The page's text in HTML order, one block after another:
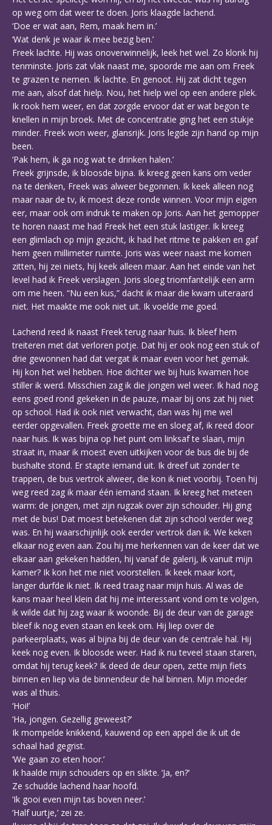
op weg om dat weer te doen. Joris klaagde lachend.
‘Doe er wat aan, Rem, maak hem in.’
‘Wat denk je waar ik mee bezig ben.’
Freek lachte. Hij was onoverwinnelijk, leek het wel. Zo klonk hij
tenminste. Joris zat vlak naast me, spoorde me aan om Freek
te grazen te nemen. Ik lachte. En genoot. Hij zat dicht tegen
me aan, alsof dat hielp. Nou, het hielp wel op een andere plek.
Ik rook hem weer, en dat zorgde ervoor dat er wat begon te
knellen in mijn broek. Met de concentratie ging het een stukje
minder. Freek won weer, glansrijk. Joris legde zijn hand op mijn
been.
‘Pak hem, ik ga nog wat te drinken halen.’
Freek grijnsde, ik bloosde bijna. Ik kreeg geen kans om veder
na te denken, Freek was alweer begonnen. Ik keek alleen nog
maar naar de tv, ik moest deze ronde winnen. Voor mijn eigen
eer, maar ook om indruk te maken op Joris. Aan het gemopper
te horen naast me had Freek het een stuk lastiger. Ik kreeg
een glimlach op mijn gezicht, ik had het ritme te pakken en gaf
hem geen millimeter ruimte. Joris was weer naast me komen
zitten, hij zei niets, hij keek alleen maar. Aan het einde van het
level had ik Freek verslagen. Joris sloeg triomfantelijk een arm
om me heen. “Nu een kus,” dacht ik maar die kwam uiteraard
niet. Het maakte me ook niet uit. Ik voelde me goed.
Lachend reed ik naast Freek terug naar huis. Ik bleef hem
treiteren met dat verloren potje. Dat hij er ook nog een stuk of
drie gewonnen had dat vergat ik maar even voor het gemak.
Hij kon het wel hebben. Hoe dichter we bij huis kwamen hoe
stiller ik werd. Misschien zag ik die jongen wel weer. Ik had nog
eens goed rond gekeken in de pauze, maar bij ons zat hij niet
op school. Had ik ook niet verwacht, dan was hij me wel
eerder opgevallen. Freek groette me en sloeg af, ik reed door
naar huis. Ik was bijna op het punt om linksaf te slaan, mijn
straat in, maar ik moest even uitkijken voor de bus die bij de
bushalte stond. Er stapte iemand uit. Ik dreef uit zonder te
trappen, de bus vertrok alweer, die kon ik niet voorbij. Toen hij
weg reed zag ik maar één iemand staan. Ik kreeg het meteen
warm: de jongen, met zijn rugzak over zijn schouder. Hij ging
met de bus! Dat moest betekenen dat zijn school verder weg
was. En hij waarschijnlijk ook eerder vertrok dan ik. We keken
elkaar nog even aan. Zou hij me herkennen van de keer dat we
elkaar aan gekeken hadden, hij vanaf de galerij, ik vanuit mijn
kamer? Ik kon het me niet voorstellen. Ik keek maar kort,
langer durfde ik niet. Ik reed traag naar mijn huis. Al was de
kans maar heel klein dat hij me interessant vond om te volgen,
ik wilde dat hij zag waar ik woonde. Bij de deur van de garage
bleef ik nog even staan en keek om. Hij liep over de
parkeerplaats, was al bijna bij de deur van de centrale hal. Hij
keek nog even. Ik bloosde weer. Had ik nu teveel staan staren,
omdat hij terug keek? Ik deed de deur open, zette mijn fiets
binnen en liep via de binnendeur de hal binnen. Mijn moeder
was al thuis.
‘Hoi!’
‘Ha, jongen. Gezellig geweest?’
Ik mompelde knikkend, kauwend op een appel die ik uit de
schaal had gegrist.
‘We gaan zo eten hoor.’
Ik haalde mijn schouders op en slikte. ‘Ja, en?’
Ze schudde lachend haar hoofd.
‘Ik gooi even mijn tas boven neer.’
‘Half uurtje,’ zei ze.